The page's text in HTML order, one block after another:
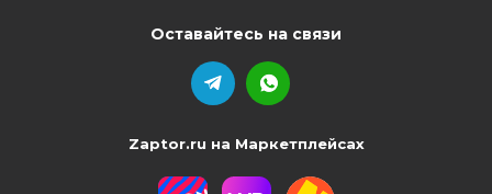
Оставайтесь на связи
Zaptor.ru на Маркетплейсах